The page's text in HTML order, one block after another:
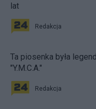
lat
Redakcja
Ta piosenka była
"Y.M.C.A."
Redakcja